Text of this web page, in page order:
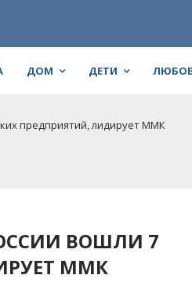
ДОМ ДЕТИ
предприятий, лидирует ММК
ВОШЛИ 7
ММК